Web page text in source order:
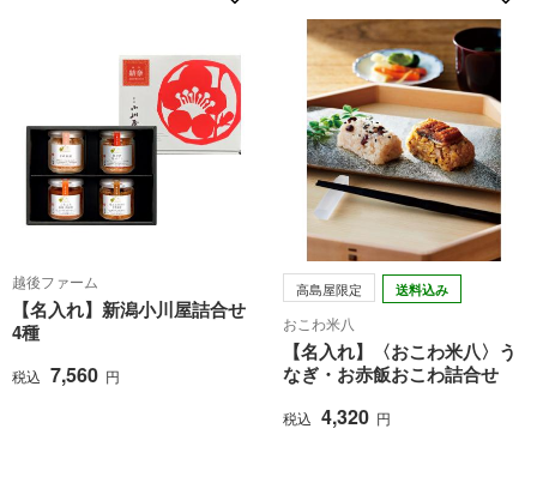
越後ファーム
【名入れ】新潟小川屋詰合せ
4種
税込 7,560 円
高島屋限定 送料込み
おこわ米八
【名入れ】〈おこわ米八〉う
なぎ・お赤飯おこわ詰合せ
税込 4,320 円